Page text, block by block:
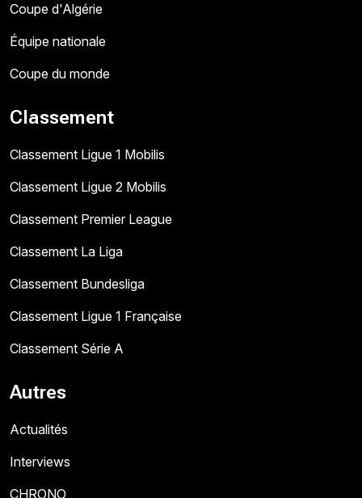
Coupe d'Algérie
Équipe nationale
Coupe du monde
Classement
Classement Ligue 1 Mobilis
Classement Ligue 2 Mobilis
Classement Premier League
Classement La Liga
Classement Bundesliga
Classement Ligue 1 Française
Classement Série A
Autres
Actualités
Interviews
CHRONO